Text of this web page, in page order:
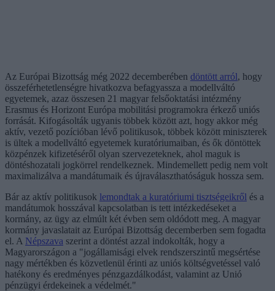
Az Európai Bizottság még 2022 decemberében döntött arról, hogy
összeférhetetlenségre hivatkozva befagyassza a modellváltó
egyetemek, azaz összesen 21 magyar felsőoktatási intézmény
Erasmus és Horizont Európa mobilitási programokra érkező uniós
forrását. Kifogásolták ugyanis többek között azt, hogy akkor még
aktív, vezető pozícióban lévő politikusok, többek között miniszterek
is ültek a modellváltó egyetemek kuratóriumaiban, és ők döntöttek
közpénzek kifizetéséről olyan szervezeteknek, ahol maguk is
döntéshozatali jogkörrel rendelkeznek. Mindemellett pedig nem volt
maximalizálva a mandátumaik és újraválaszthatóságuk hossza sem.
Bár az aktív politikusok lemondtak a kuratóriumi tisztségeikről és a
mandátumok hosszával kapcsolatban is tett intézkedéseket a
kormány, az ügy az elmúlt két évben sem oldódott meg. A magyar
kormány javaslatait az Európai Bizottság decemberben sem fogadta
el. A Népszava szerint a döntést azzal indokolták, hogy a
Magyarországon a "jogállamisági elvek rendszerszintű megsértése
nagy mértékben és közvetlenül érinti az uniós költségvetéssel való
hatékony és eredményes pénzgazdálkodást, valamint az Unió
pénzügyi érdekeinek a védelmét."